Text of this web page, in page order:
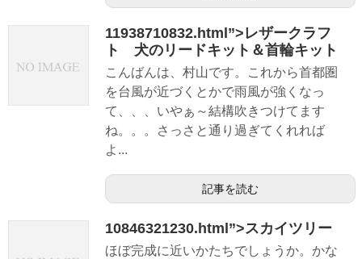
11938710832.html”>レザークラフ
ト 犬のリードキット＆首輪キット
こんばんは、村山です。これから首都圏
を台風が近づくとかで雨風が強くなっ
て、、、いやぁ～結構吹きつけてます
ね。。。さっさと通り過ぎてくれれば
よ...
記事を読む
10846321230.html”>スカイツリー
ほぼ完成に近いかたちでしょうか。かな